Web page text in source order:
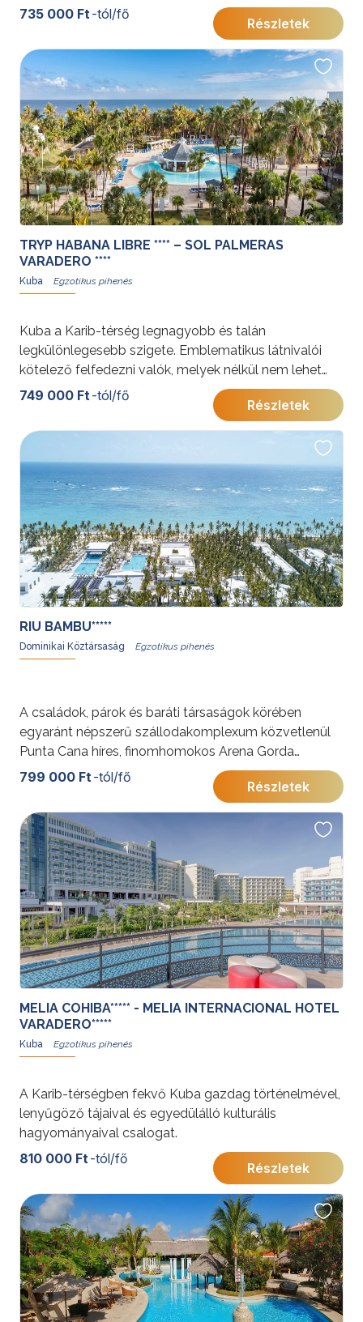
735 000 Ft -tól/fő
Részletek
TRYP HABANA LIBRE **** – SOL PALMERAS
VARADERO ****
Kuba
Kuba a Karib-térség legnagyobb és talán
legkülönlegesebb szigete. Emblematikus látnivalói
kötelező felfedezni valók, melyek nélkül nem lehet
igazi egy kubai utazás.
749 000 Ft -tól/fő
Részletek
RIU BAMBU*****
Dominikai Köztársaság
A családok, párok és baráti társaságok körében
egyaránt népszerű szállodakomplexum közvetlenül
Punta Cana híres, finomhomokos Arena Gorda
tengerpartján helyezkedik el.
799 000 Ft -tól/fő
Részletek
MELIA COHIBA***** - MELIA INTERNACIONAL HOTEL
VARADERO*****
Kuba
A Karib-térségben fekvő Kuba gazdag történelmével,
lenyűgöző tájaival és egyedülálló kulturális
hagyományaival csalogat.
810 000 Ft -tól/fő
Részletek